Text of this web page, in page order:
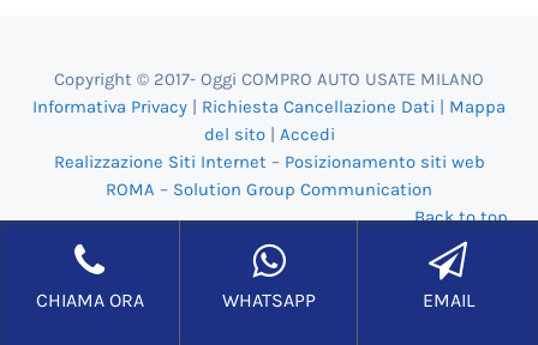
Copyright © 2017- Oggi COMPRO AUTO USATE MILANO
Informativa Privacy
Richiesta Cancellazione Dati
Mappa
del sito| Accedi
Realizzazione Siti Internet – Posizionamento siti web
ROMA – Solution Group Communication
Back to top
CHIAMA ORA WHATSAPP EMAIL